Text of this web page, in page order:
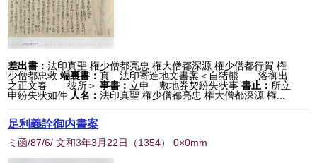
差出書：法印真聖 権少僧都亮忠 権大僧都深源 権少僧都行賀 権
少僧都忠救 端裏書：真 法印寄進地文書案＜自猪熊 洛御出
之正文春 彼所＞ 事書： 立申 敷地券契紛失状事書止： 所立
申紛失状如件 人名：法印真聖 権少僧都亮忠 権大僧都深源 権...
足利義詮御内書案
ミ函/87/6/ 文和3年3月22日 （1354） 0×0mm